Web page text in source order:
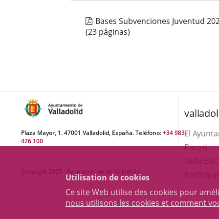
Utilisation de cookies
Ce site Web utilise des cookies pour
nous utilisons les cookies et comment
Bases Subvenciones Juventud
(23 páginas)
Plaza Mayor, 1. 47001 Valladolid, España. Teléfono:+34 983
426 100
Copyright 2025 - Ayuntamiento de Valladolid
El
Para ti